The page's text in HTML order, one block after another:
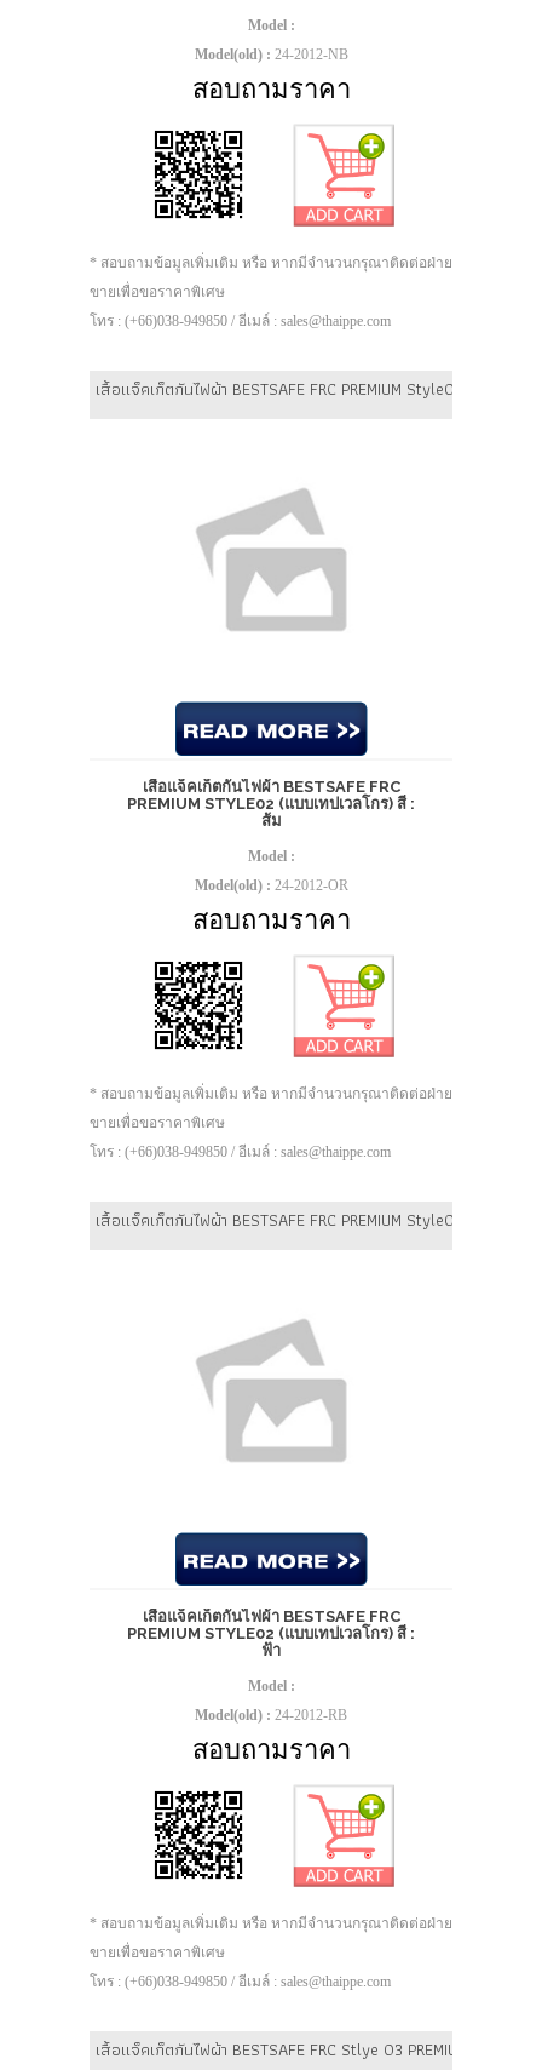
Model :
Model(old) : 24-2012-NB
สอบถามราคา
* สอบถามข้อมูลเพิ่มเติม หรือ หากมีจำนวนกรุณาติดต่อฝ่าย
ขายเพื่อขอราคาพิเศษ
โทร : (+66)038-949850 / อีเมล์ : sales@thaippe.com
เสื้อแจ็คเก็ตกันไฟผ้า BESTSAFE FRC PREMIUM Style02 (แบบเทป
เสื้อแจ็คเก็ตกันไฟผ้า BESTSAFE FRC
PREMIUM STYLE02 (แบบเทปเวลโกร) สี :
ส้ม
Model :
Model(old) : 24-2012-OR
สอบถามราคา
* สอบถามข้อมูลเพิ่มเติม หรือ หากมีจำนวนกรุณาติดต่อฝ่าย
ขายเพื่อขอราคาพิเศษ
โทร : (+66)038-949850 / อีเมล์ : sales@thaippe.com
เสื้อแจ็คเก็ตกันไฟผ้า BESTSAFE FRC PREMIUM Style02 (แบบเทป
เสื้อแจ็คเก็ตกันไฟผ้า BESTSAFE FRC
PREMIUM STYLE02 (แบบเทปเวลโกร) สี :
ฟ้า
Model :
Model(old) : 24-2012-RB
สอบถามราคา
* สอบถามข้อมูลเพิ่มเติม หรือ หากมีจำนวนกรุณาติดต่อฝ่าย
ขายเพื่อขอราคาพิเศษ
โทร : (+66)038-949850 / อีเมล์ : sales@thaippe.com
เสื้อแจ็คเก็ตกันไฟผ้า BESTSAFE FRC Stlye 03 PREMIUM (แบบกร